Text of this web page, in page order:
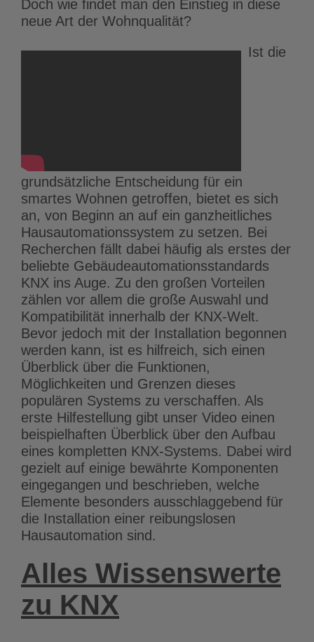
Doch wie findet man den Einstieg in diese
neue Art der Wohnqualität?
Ist die
grundsätzliche Entscheidung für ein
smartes Wohnen getroffen, bietet es sich
an, von Beginn an auf ein ganzheitliches
Hausautomationssystem zu setzen. Bei
Recherchen fällt dabei häufig als erstes der
beliebte Gebäudeautomationsstandards
KNX ins Auge. Zu den großen Vorteilen
zählen vor allem die große Auswahl und
Kompatibilität innerhalb der KNX-Welt.
Bevor jedoch mit der Installation begonnen
werden kann, ist es hilfreich, sich einen
Überblick über die Funktionen,
Möglichkeiten und Grenzen dieses
populären Systems zu verschaffen. Als
erste Hilfestellung gibt unser Video einen
beispielhaften Überblick über den Aufbau
eines kompletten KNX-Systems. Dabei wird
gezielt auf einige bewährte Komponenten
eingegangen und beschrieben, welche
Elemente besonders ausschlaggebend für
die Installation einer reibungslosen
Hausautomation sind.
Alles Wissenswerte
zu KNX